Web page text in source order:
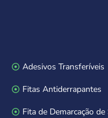
Adesivos Transferíveis
Fitas Antiderrapantes
Fita de Demarcação